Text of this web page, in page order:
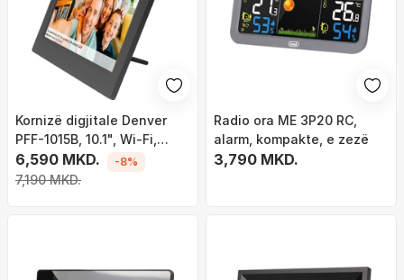
Kornizë digjitale Denver
PFF-1015B, 10.1", Wi-Fi,
16GB, e zezë
6,590 MKD.
7,190 MKD.
-8%
Radio ora ME 3P20 RC,
alarm, kompakte, e zezë
3,790 MKD.